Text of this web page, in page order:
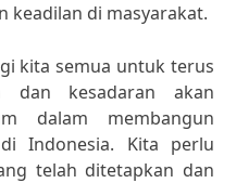
keadilan di masyarakat.
kita semua untuk terus
dan kesadaran akan
dalam membangun
Indonesia. Kita perlu
telah ditetapkan dan